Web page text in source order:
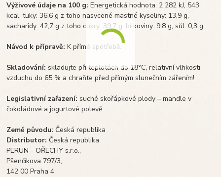
Výživové údaje na 100 g: Energetická hodnota: 2 282 kJ, 543
kcal, tuky: 36,6 g z toho nasycené mastné kyseliny: 13,9 g,
sacharidy: 42,7 g z toho cukry: 39,7 g, bílkoviny: 9,8 g, sůl: 0,3 g.
Návod k přípravě:K přímé spotřebě.
Skladování: skladujte při teplotách do 18°C, relativní vlhkosti
vzduchu do 65 % a chraňte před přímým slunečním zářením!
Legislativní zařazení: suché skořápkové plody – mandle v
čokoládové a jogurtové polevě.
Země původu: Česká republika
Distributor: Česká republika
PERUN - OŘECHY s.r.o.,
Pšenčíkova 797/3,
142 00 Praha 4